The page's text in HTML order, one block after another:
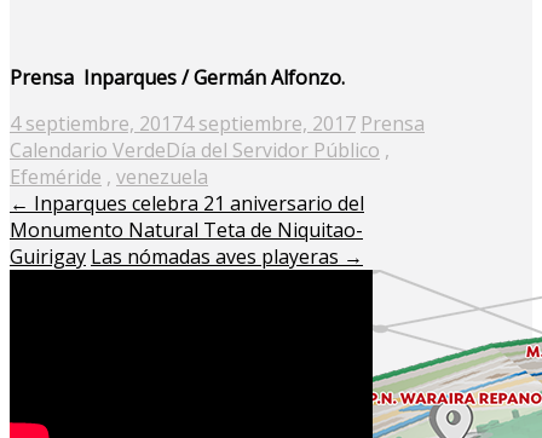
Prensa Inparques / Germán Alfonzo.
Posted
on
4 septiembre, 20174 septiembre, 2017 Prensa
Calendario VerdeDía del Servidor Público ,
Efeméride , venezuela
← Inparques celebra 21 aniversario del
Monumento Natural Teta de Niquitao-
Guirigay Las nómadas aves playeras →